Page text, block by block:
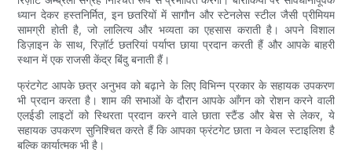
ध्यान देकर हस्तनिर्मित, इन छतरियों में सागौन और स्टेनलेस स्टील जैसी प्रीमियम
सामग्री होती है, जो लालित्य और भव्यता का एहसास कराती है। अपने विशाल
डिज़ाइन के साथ, रिज़ॉर्ट छतरियां पर्याप्त छाया प्रदान करती हैं और आपके बाहरी
स्थान में एक राजसी केंद्र बिंदु बनाती हैं।
फ्रंटगेट आपके छत्र अनुभव को बढ़ाने के लिए विभिन्न प्रकार के सहायक उपकरण
भी प्रदान करता है। शाम की सभाओं के दौरान आपके आँगन को रोशन करने वाली
एलईडी लाइटों को स्थिरता प्रदान करने वाले छाता स्टैंड और बेस से लेकर, ये
सहायक उपकरण सुनिश्चित करते हैं कि आपका फ्रंटगेट छाता न केवल स्टाइलिश है
बल्कि कार्यात्मक भी है।